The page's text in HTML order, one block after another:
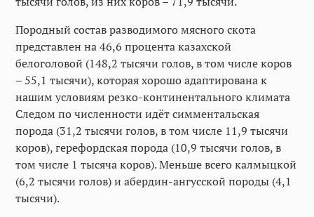
Породный состав разводимого мясного скота
представлен на 46,6 процента казахской
белоголовой (148,2 тысячи голов, в том числе коров
– 55,1 тысячи), которая хорошо адаптирована к
нашим условиям резко-континентального климата
Следом по численности идёт симментальская
порода (31,2 тысячи голов, в том числе 11,9 тысячи
коров), герефордская порода (10,9 тысячи голов, в
том числе 1 тысяча коров). Меньше всего калмыцкой
(6,2 тысячи голов) и абердин-ангусской породы (4,1
тысячи).